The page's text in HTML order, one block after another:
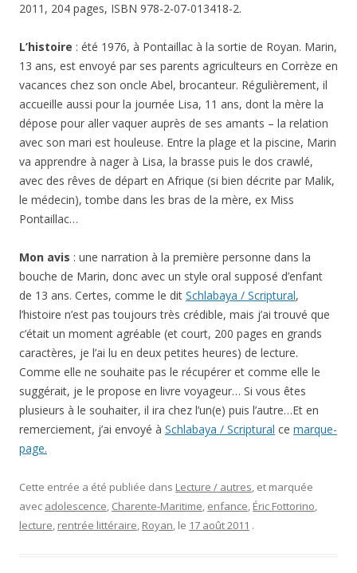
2011, 204 pages, ISBN 978-2-07-013418-2.
L’histoire : été 1976, à Pontaillac à la sortie de Royan. Marin,
13 ans, est envoyé par ses parents agriculteurs en Corrèze en
vacances chez son oncle Abel, brocanteur. Régulièrement, il
accueille aussi pour la journée Lisa, 11 ans, dont la mère la
dépose pour aller vaquer auprès de ses amants – la relation
avec son mari est houleuse. Entre la plage et la piscine, Marin
va apprendre à nager à Lisa, la brasse puis le dos crawlé,
avec des rêves de départ en Afrique (si bien décrite par Malik,
le médecin), tombe dans les bras de la mère, ex Miss
Pontaillac…
Mon avis : une narration à la première personne dans la
bouche de Marin, donc avec un style oral supposé d’enfant
de 13 ans. Certes, comme le dit Schlabaya / Scriptural,
l’histoire n’est pas toujours très crédible, mais j’ai trouvé que
c’était un moment agréable (et court, 200 pages en grands
caractères, je l’ai lu en deux petites heures) de lecture.
Comme elle ne souhaite pas le récupérer et comme elle le
suggérait, je le propose en livre voyageur… Si vous êtes
plusieurs à le souhaiter, il ira chez l’un(e) puis l’autre…Et en
remerciement, j’ai envoyé à Schlabaya / Scriptural ce marque-
page.
Cette entrée a été publiée dans Lecture / autres, et marquée
avec adolescence, Charente-Maritime, enfance, Éric Fottorino,
lecture, rentrée littéraire, Royan, le 17 août 2011 .